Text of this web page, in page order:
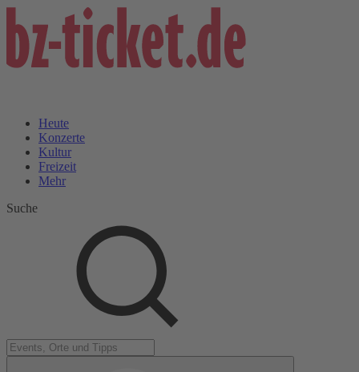
Heute
Konzerte
Kultur
Freizeit
Mehr
Suche